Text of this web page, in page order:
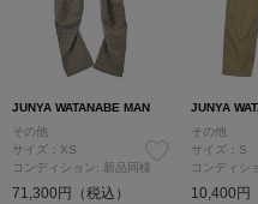
JUNYA WATANABE MAN
その他
サイズ：XS
コンディション: 新品同様
71,300円（税込）
JUNYA
その他
サイズ：S
コンディシ
10,400円